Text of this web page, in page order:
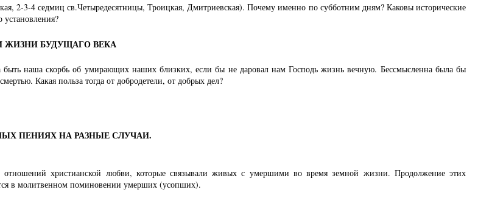
2-3-4 седмиц св.Четыредесятницы, Троицкая, Дмитриевская). Почему именно по субботним дням? Каковы исторические
БУДУЩАГО ВЕКА
наша скорбь об умирающих наших близких, если бы не даровал нам Господь жизнь вечную. Бессмысленна была бы
Какая польза тогда от добродетели, от добрых дел?
ПЕНИЯХ НА РАЗНЫЕ СЛУЧАИ.
отношений христианской любви, которые связывали живых с умершими во время земной жизни. Продолжение этих
в молитвенном поминовении умерших (усопших).